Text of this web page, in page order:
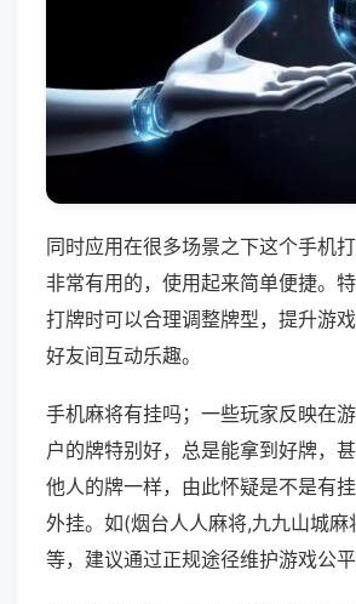
同时应用在很多场景之下这个手机
非常有用的，使用起来简单便捷。
打牌时可以合理调整牌型，提升游
好友间互动乐趣。
手机麻将有挂吗；一些玩家反映在
户的牌特别好，总是能拿到好牌，
他人的牌一样，由此怀疑是不是有
外挂。如(烟台人人麻将,九九山城麻
等，建议通过正规途径维护游戏公平